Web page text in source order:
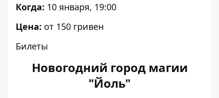
Когда: 10 января, 19:00
Цена: от 150 гривен
Билеты
Новогодний город магии
"Йоль"